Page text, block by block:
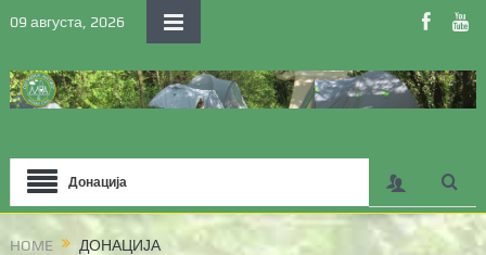
09 августа, 2026
Донација
HOME ДОНАЦИЈА